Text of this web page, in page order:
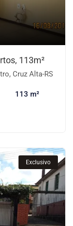
113m²
Cruz Alta-RS
113 m²
Exclusivo